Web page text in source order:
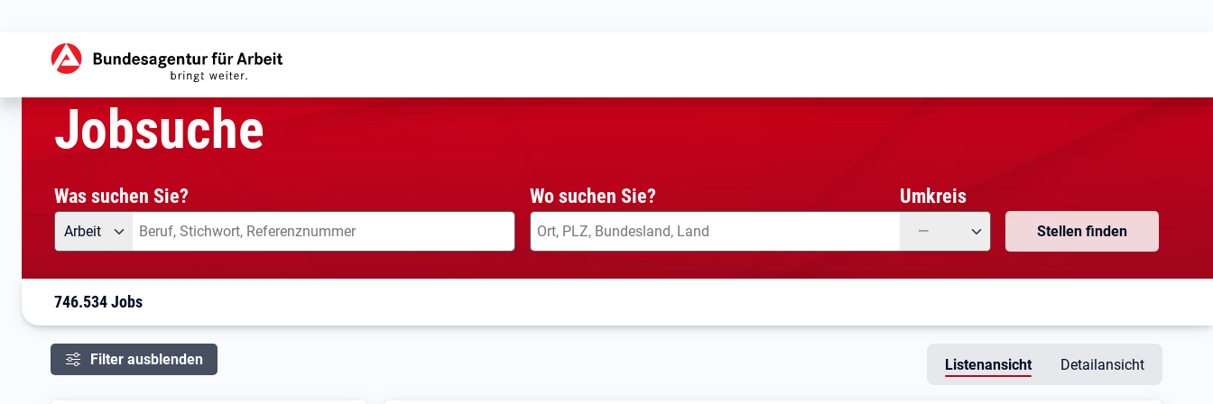
Startseite
Jobsuche
Was suchen Sie?
Angebotsart
Arbeit Was suchen Sie?
Wo suchen Sie? Umkreis
— Stellen finden
746.534 Jobs
Filter ausblenden Listenansicht Detailansicht